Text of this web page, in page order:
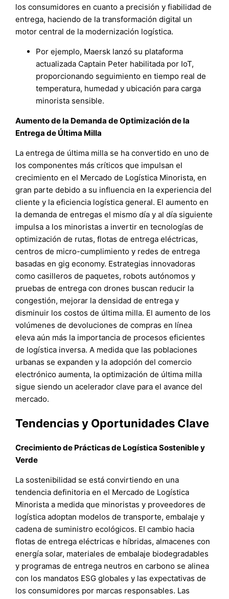
los consumidores en cuanto a precisión y fiabilidad de
entrega, haciendo de la transformación digital un
motor central de la modernización logística.
Por ejemplo, Maersk lanzó su plataforma
actualizada Captain Peter habilitada por IoT,
proporcionando seguimiento en tiempo real de
temperatura, humedad y ubicación para carga
minorista sensible.
Aumento de la Demanda de Optimización de la
Entrega de Última Milla
La entrega de última milla se ha convertido en uno de
los componentes más críticos que impulsan el
crecimiento en el Mercado de Logística Minorista, en
gran parte debido a su influencia en la experiencia del
cliente y la eficiencia logística general. El aumento en
la demanda de entregas el mismo día y al día siguiente
impulsa a los minoristas a invertir en tecnologías de
optimización de rutas, flotas de entrega eléctricas,
centros de micro-cumplimiento y redes de entrega
basadas en gig economy. Estrategias innovadoras
como casilleros de paquetes, robots autónomos y
pruebas de entrega con drones buscan reducir la
congestión, mejorar la densidad de entrega y
disminuir los costos de última milla. El aumento de los
volúmenes de devoluciones de compras en línea
eleva aún más la importancia de procesos eficientes
de logística inversa. A medida que las poblaciones
urbanas se expanden y la adopción del comercio
electrónico aumenta, la optimización de última milla
sigue siendo un acelerador clave para el avance del
mercado.
Tendencias y Oportunidades Clave
Crecimiento de Prácticas de Logística Sostenible y
Verde
La sostenibilidad se está convirtiendo en una
tendencia definitoria en el Mercado de Logística
Minorista a medida que minoristas y proveedores de
logística adoptan modelos de transporte, embalaje y
cadena de suministro ecológicos. El cambio hacia
flotas de entrega eléctricas e híbridas, almacenes con
energía solar, materiales de embalaje biodegradables
y programas de entrega neutros en carbono se alinea
con los mandatos ESG globales y las expectativas de
los consumidores por marcas responsables. Las